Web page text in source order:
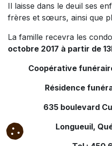
Il laisse dans le deuil ses
frères et sœurs, ainsi que
La famille recevra les
octobre 2017 à partir de
Coopérative
Résidence
635 boulevard
Longueuil,